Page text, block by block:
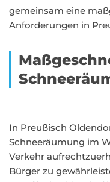
gemeinsam eine
Anforderungen in
In Preußisch
Schneeräumung im
Verkehr
Bürger zu